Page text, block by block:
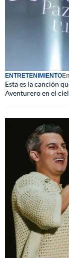
ENTRETENIMIENTO
Esta es la canción
Aventurero en el